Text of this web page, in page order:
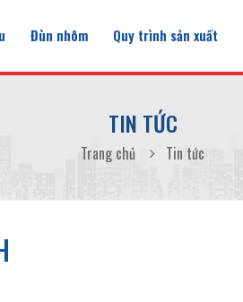
Đùn nhôm Quy trình sản xuất
TIN TỨC
Trang chủ Tin tức